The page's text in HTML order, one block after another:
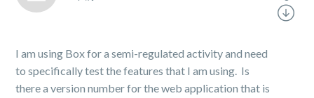
I am using Box for a semi-regulated activity and need
to specifically test the features that I am using. Is
there a version number for the web application that is